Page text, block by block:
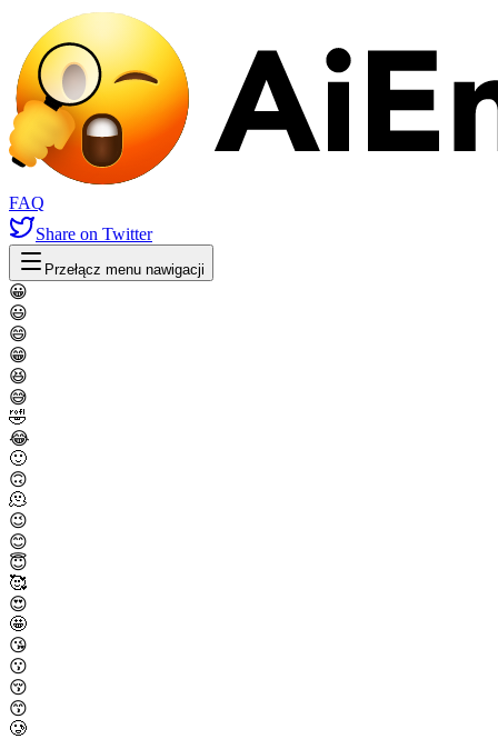
FAQ
Share on Twitter
Przełącz menu nawigacji
😀
😃
😄
😁
😆
😅
🤣
😂
🙂
🙃
🫠
😉
😊
😇
🥰
😍
🤩
😘
😗
😚
😙
🥲